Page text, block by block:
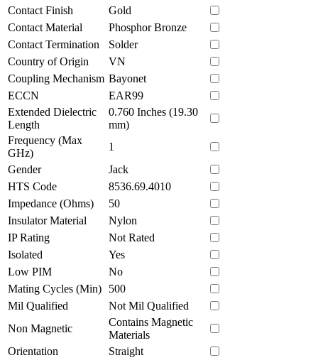
Contact Finish
Gold
Contact Material
Phosphor Bronze
Contact Termination
Solder
Country of Origin
VN
Coupling Mechanism Bayonet
ECCN
EAR99
Extended Dielectric
Length
0.760 Inches (19.30
mm)
Frequency (Max
GHz)
1
Gender
Jack
HTS Code
8536.69.4010
Impedance (Ohms)
50
Insulator Material
Nylon
IP Rating
Not Rated
Isolated
Yes
Low PIM
No
Mating Cycles (Min)
500
Mil Qualified
Not Mil Qualified
Non Magnetic
Contains Magnetic
Materials
Orientation
Straight